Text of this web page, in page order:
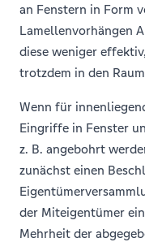
an Fenstern in Form
Lamellenvorhängen
diese weniger
trotzdem in den
Wenn für
Eingriffe in Fenster
z. B. angebohrt
zunächst einen
der Miteigentümer
Mehrheit der